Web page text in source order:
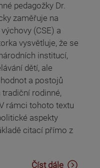
pedagožky Dr.
zaměřuje na
(CSE) a
vysvětluje, že se
institucí,
dětí, ale
a postojů
rodinné,
rámci tohoto textu
aspekty
citací přímo z
Číst dále